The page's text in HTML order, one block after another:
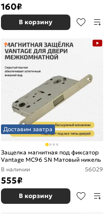
160₽
В корзину
Доставим завтра
Защелка магнитная под фиксатор
Vantage MC96 SN Матовый никель
В наличии
56029
555₽
В корзину